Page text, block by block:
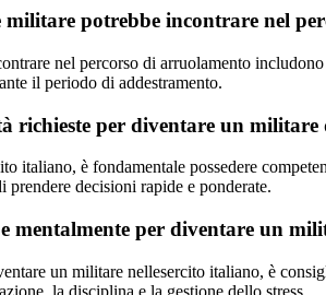
militare potrebbe incontrare nel
nel percorso di arruolamento
il periodo di addestramento.
richieste per diventare un militare
italiano, è fondamentale possedere
prendere decisioni rapide e ponderate.
mentalmente per diventare un
un militare nellesercito italiano, è
la disciplina e la gestione dello stress.